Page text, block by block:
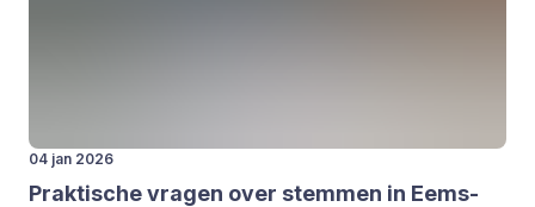
04 jan 2026
Prak­ti­sche vra­gen over stem­men in Eems­